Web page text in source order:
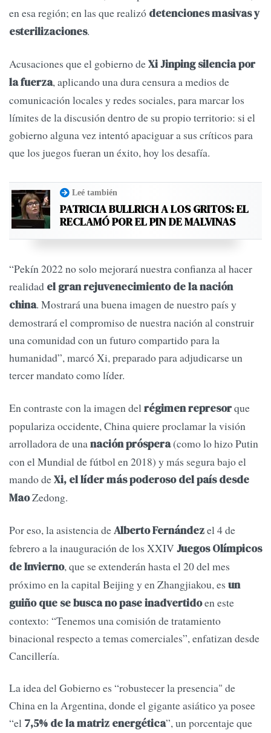
en esa región; en las que realizó detenciones masivas y
esterilizaciones.
Acusaciones que el gobierno deXi Jinping silencia por
la fuerza, aplicando una dura censura a medios de
comunicación locales y redes sociales, para marcar los
límites de la discusión dentro de su propio territorio: si el
gobierno alguna vez intentó apaciguar a sus críticos para
que los juegos fueran un éxito, hoy los desafía.
Leé también
PATRICIA BULLRICH A LOS GRITOS: EL
RECLAMÓ POR EL PIN DE MALVINAS
“Pekín 2022 no solo mejorará nuestra confianza al hacer
realidad el gran rejuvenecimiento de la nación
china. Mostrará una buena imagen de nuestro país y
demostrará el compromiso de nuestra nación al construir
una comunidad con un futuro compartido para la
humanidad”, marcó Xi, preparado para adjudicarse un
tercer mandato como líder.
En contraste con la imagen delrégimen represorque
populariza occidente, China quiere proclamar la visión
arrolladora de unanación próspera(como lo hizo Putin
con el Mundial de fútbol en 2018) y más segura bajo el
mando deXi, el líder más poderoso del país desde
MaoZedong.
Por eso, la asistencia deAlberto Fernándezel 4 de
febrero a la inauguración de los XXIV Juegos Olímpicos
de Invierno, que se extenderán hasta el 20 del mes
próximo en la capital Beijing y en Zhangjiakou, es un
guiño que se busca no pase inadvertidoen este
contexto: “Tenemos una comisión de tratamiento
binacional respecto a temas comerciales”, enfatizan desde
Cancillería.
La idea del Gobierno es “robustecer la presencia" de
China en la Argentina, donde el gigante asiático ya posee
“el 7,5% de la matriz energética”, un porcentaje que